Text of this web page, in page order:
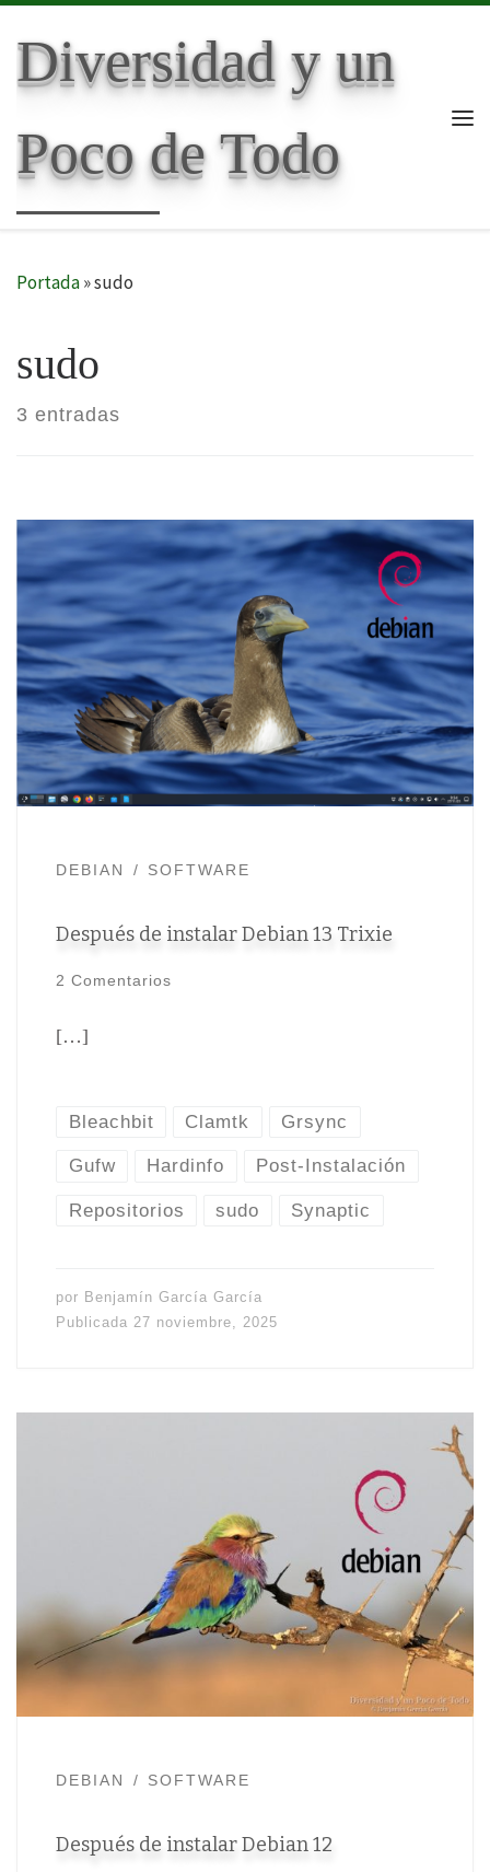
Diversidad y un
Poco de Todo
Portada»sudo
sudo
3 entradas
DEBIAN SOFTWARE
Después de instalar Debian 13 Trixie
2 Comentarios
[…]
Bleachbit Clamtk Grsync
Gufw Hardinfo Post-Instalación
Repositorios sudo Synaptic
por Benjamín García García
Publicada 27 noviembre, 2025
DEBIAN SOFTWARE
Después de instalar Debian 12